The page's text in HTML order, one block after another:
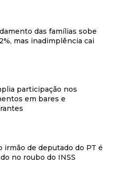
das famílias sobe
mas inadimplência cai
participação nos
em bares e
irmão de deputado do PT é
no roubo do INSS